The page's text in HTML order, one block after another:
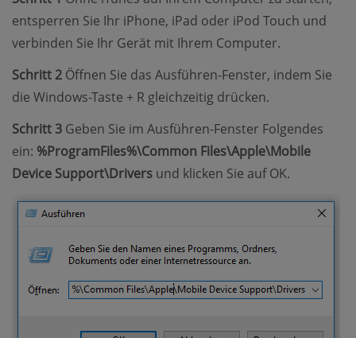
entsperren Sie Ihr iPhone, iPad oder iPod Touch und
verbinden Sie Ihr Gerät mit Ihrem Computer.
Schritt 2 Öffnen Sie das Ausführen-Fenster, indem Sie
die Windows-Taste + R gleichzeitig drücken.
Schritt 3 Geben Sie im Ausführen-Fenster Folgendes
ein: %ProgramFiles%\Common Files\Apple\Mobile
Device Support\Drivers und klicken Sie auf OK.